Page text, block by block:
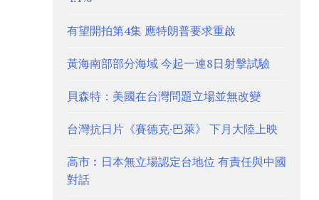
有望開拍第4集 應特朗普要求重啟
黃海南部部分海域 今起一連8日射擊試驗
貝森特：美國在台灣問題立場並無改變
台灣抗日片《賽德克·巴萊》 下月大陸上映
高市︰日本無立場認定台地位 有責任與中國
對話